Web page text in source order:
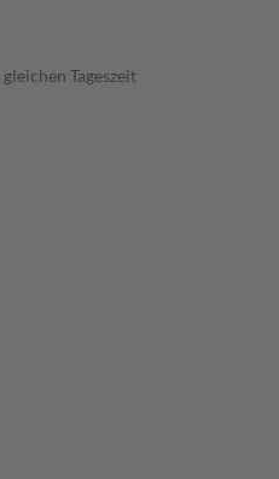
Tageszeit